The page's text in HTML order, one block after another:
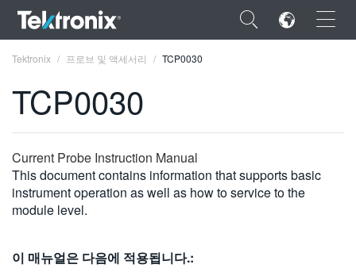
×
ENGLISH
FRANÇAIS
DEUTSCH
Tektronix 프로브 및 액세서리 TCP0030
TCP0030
Current Probe Instruction Manual
This document contains information that supports basic
instrument operation as well as how to service to the
module level.
이 매뉴얼은 다음에 적용됩니다.: